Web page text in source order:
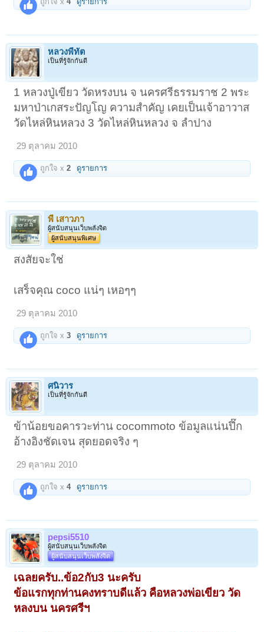
หลวงพี่ทัต
เป็นที่รู้จักกันดี
1 หลวงปู่เขียว วัดหรงบน จ นครศรีธรรมราช 2 พระ
มหาป่าเกสระปัญโญ ความสำคัญ เคยเป็นเจ้าอาวาส
วัดไหล่หินหลวง 3 วัดไหล่หินหลวง จ ลำปาง
29 ตุลาคม 2010
ถูกใจ x2 ดูรายการ
พี เสาวภา
ผู้สนับสนุนเว็บพลังจิต
ผู้สนับสนุนพิเศษ
สงสัยจะใช่
เสร็จคุณ coco แน่ๆ เหอๆๆ
29 ตุลาคม 2010
ถูกใจ x3 ดูรายการ
ศนิวาร
เป็นที่รู้จักกันดี
ข้าน้อยขอคารวะท่าน cocommoto ข้อมูลแน่นปึ๊ก
อ้างอิงชัดเจน สุดยอดจริง ๆ
29 ตุลาคม 2010
ถูกใจ x4 ดูรายการ
pepsi5510
ผู้สนับสนุนเว็บพลังจิต
ผู้สนับสนุนเว็บพลังจิต
เฉลยครับ..ข้อ2กับ3 นะครับ
ข้อแรกทุกท่านคงทราบดีแล้ว คือหลวงพ่อเขียว วัด
หลงบน นครศรีฯ
ถัดไป >